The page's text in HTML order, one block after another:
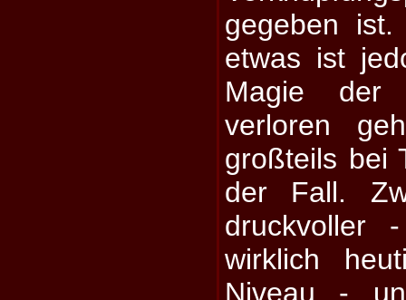
gegeben
etwas ist
Magie der
verloren
großteils bei
der Fall.
druckvoller
wirklich
Niveau -